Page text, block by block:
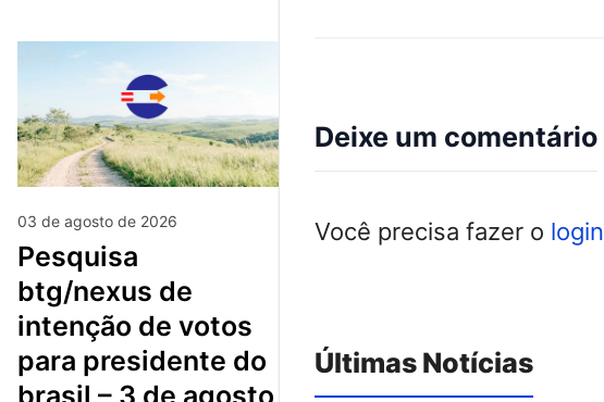
03 de agosto de 2026
pesquisa
btg/nexus de
intenção de votos
para presidente do
brasil – 3 de agosto
Deixe um comentário
Você precisa fazer o login
Últimas Notícias